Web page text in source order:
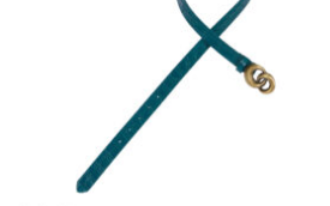
optie
kan
gekozen